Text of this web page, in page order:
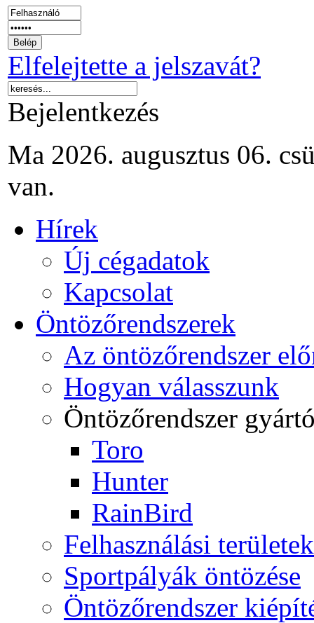
Elfelejtette a jelszavát?
Bejelentkezés
Ma 2026. augusztus 06.
van.
Hírek
Új cégadatok
Kapcsolat
Öntözőrendszerek
Az öntözőrendszer
Hogyan válasszunk
Öntözőrendszer
Toro
Hunter
RainBird
Felhasználási területek
Sportpályák öntözése
Öntözőrendszer